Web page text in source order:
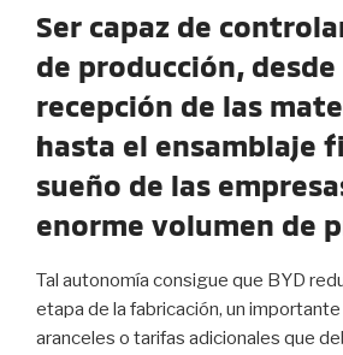
Ser capaz de
de producción, desde
recepción de las
hasta el ensamblaje
sueño de las
enorme volumen de
Tal autonomía consigue que BYD
etapa de la fabricación, un
aranceles o tarifas adicionales que